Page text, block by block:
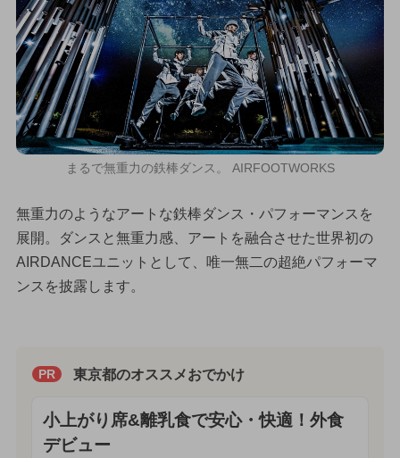
まるで無重力の鉄棒ダンス。 AIRFOOTWORKS
無重力のようなアートな鉄棒ダンス・パフォーマンスを
展開。ダンスと無重力感、アートを融合させた世界初の
AIRDANCEユニットとして、唯一無二の超絶パフォーマ
ンスを披露します。
PR 東京都のオススメおでかけ
小上がり席&離乳食で安心・快適！外食
デビュー